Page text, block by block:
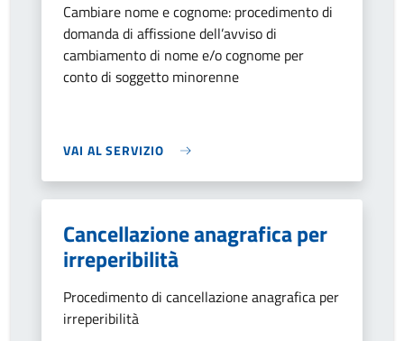
Cambiare nome e cognome: procedimento di
domanda di affissione dell’avviso di
cambiamento di nome e/o cognome per
conto di soggetto minorenne
VAI AL SERVIZIO
Cancellazione anagrafica per
irreperibilità
Procedimento di cancellazione anagrafica per
irreperibilità